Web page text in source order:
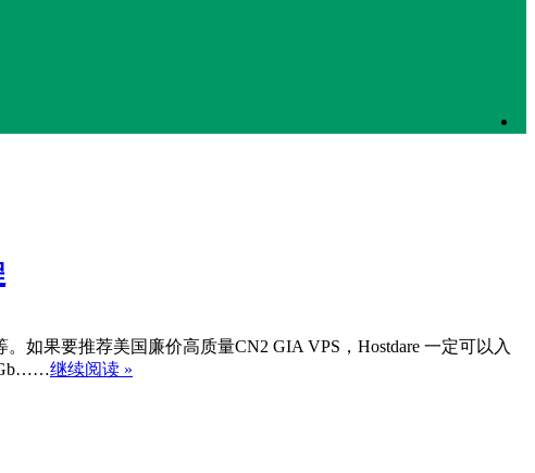
如果要推荐美国廉价高质量CN2 GIA VPS，Hostdare 一定可以入
继续阅读 »